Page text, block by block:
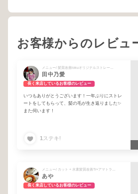
お客様からのレビュ
田中乃愛
長く来店しているお客様のレビュー
いつもありがとうございます！一年ぶりにストレ
ートをしてもらって、髪の毛が生き返りました✨
また伺います！
1 ステキ!
あや
長く来店しているお客様のレビュー